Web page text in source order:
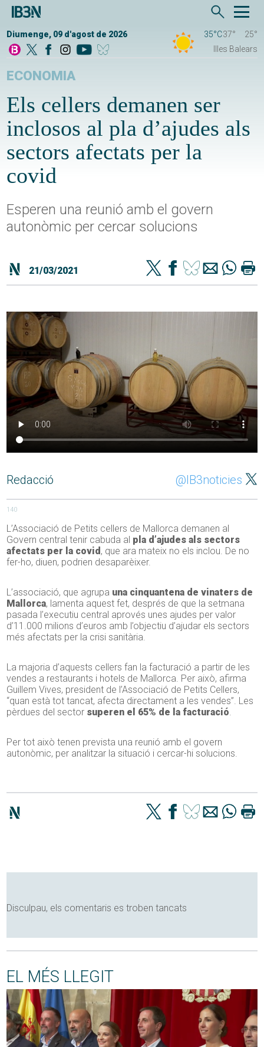
Diumenge, 09 d'agost de 2026 35°C37°
25°
Illes Balears
ECONOMIA
Els cellers demanen ser
inclosos al pla d’ajudes als
sectors afectats per la
covid
Esperen una reunió amb el govern
autonòmic per cercar solucions
21/03/2021
Redacció @IB3noticies
140
L’Associació de Petits cellers de Mallorca demanen al
Govern central tenir cabuda al pla d’ajudes als sectors
afectats per la covid , que ara mateix no els inclou. De no
fer-ho, diuen, podrien desaparèixer.
L’associació, que agrupa una cinquantena de vinaters de
Mallorca, lamenta aquest fet, després de que la setmana
pasada l’executiu central aprovés unes ajudes per valor
d’11.000 milions d’euros amb l’objectiu d’ajudar els sectors
més afectats per la crisi sanitària.
La majoria d’aquests cellers fan la facturació a partir de les
vendes a restaurants i hotels de Mallorca. Per això, afirma
Guillem Vives, president de l’Associació de Petits Cellers,
“quan està tot tancat, afecta directament a les vendes”. Les
pèrdues del sector superen el 65% de la facturació.
Per tot això tenen prevista una reunió amb el govern
autonòmic, per analitzar la situació i cercar-hi solucions.
Disculpau, els comentaris es troben tancats
EL MÉS LLEGIT